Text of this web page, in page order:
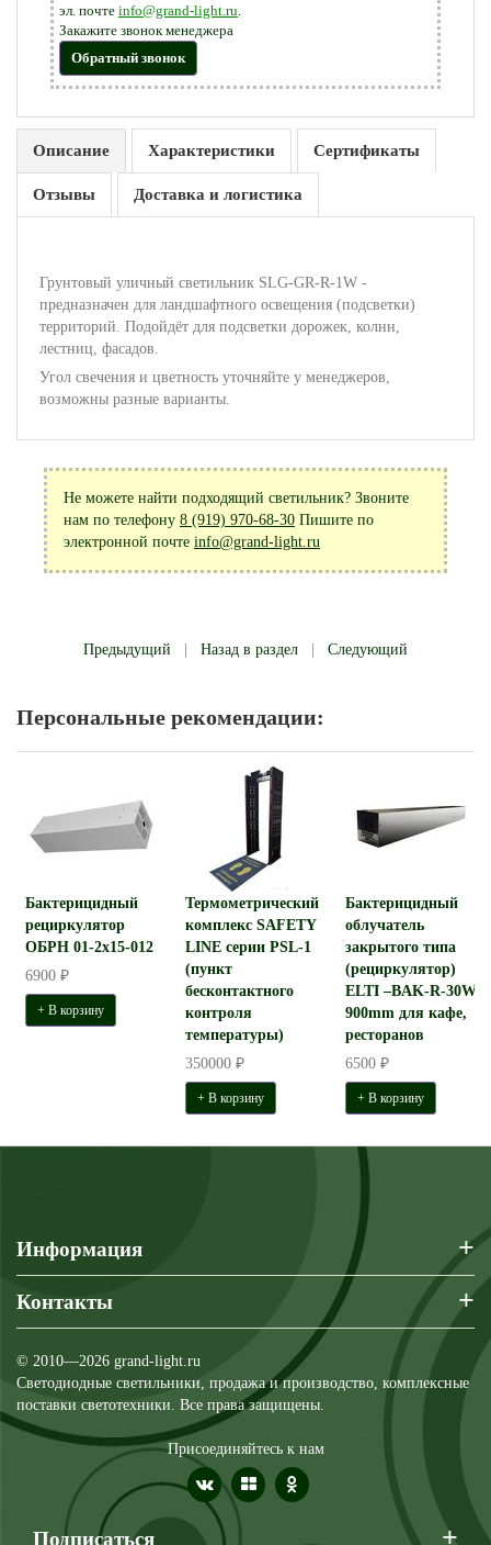
эл. почте info@grand-light.ru.
Закажите звонок менеджера
Обратный звонок
Описание Характеристики Сертификаты
Отзывы Доставка и логистика
Грунтовый уличный светильник SLG-GR-R-1W -
предназначен для ландшафтного освещения (подсветки)
территорий. Подойдёт для подсветки дорожек, колнн,
лестниц, фасадов.
Угол свечения и цветность уточняйте у менеджеров,
возможны разные варианты.
Не можете найти подходящий светильник? Звоните
нам по телефону 8 (919) 970-68-30 Пишите по
электронной почте info@grand-light.ru
Предыдущий Назад в раздел Следующий
Персональные рекомендации:
Бактерицидный
рециркулятор
ОБРН 01-2x15-012
6900 ₽
+ В корзину
Термометрический
комплекс SAFETY
LINE серии PSL-1
(пункт
бесконтактного
контроля
температуры)
350000 ₽
+ В корзину
Бактерицидный
облучатель
закрытого типа
(рециркулятор)
ELTI –BAK-R-30W-
900mm для кафе,
ресторанов
6500 ₽
+ В корзину
Информация +
Контакты +
© 2010—2026 grand-light.ru
Светодиодные светильники, продажа и производство, комплексные
поставки светотехники. Все права защищены.
Присоединяйтесь к нам
Подписаться +